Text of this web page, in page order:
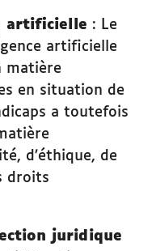
artificielle : Le
artificielle
matière
en situation de
a toutefois
d’éthique, de
droits
juridique